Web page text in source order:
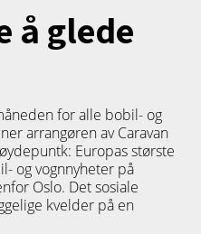
å glede
for alle bobil- og
arrangøren av Caravan
Europas største
og vognnyheter på
Oslo. Det sosiale
kvelder på en